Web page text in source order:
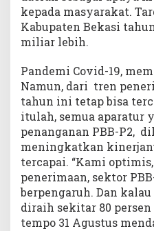
kepada masyarakat.
Kabupaten Bekasi
miliar lebih.
Pandemi Covid-19,
Namun, dari tren
tahun ini tetap bisa
itulah, semua aparatur
penanganan PBB-P2,
meningkatkan
tercapai. “Kami
penerimaan, sektor
berpengaruh. Dan
diraih sekitar 80
tempo 31 Agustus